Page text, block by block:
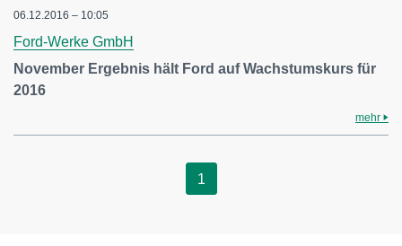
06.12.2016 – 10:05
Ford-Werke GmbH
November Ergebnis hält Ford auf Wachstumskurs für
2016
mehr
1